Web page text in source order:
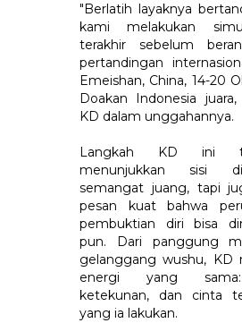
"Berlatih layaknya
kami melakukan
terakhir sebelum
pertandingan
Emeishan, China, 14-20
Doakan Indonesia
KD dalam unggahannya.
Langkah KD ini
menunjukkan sisi
semangat juang, tapi
pesan kuat bahwa
pembuktian diri bisa
pun. Dari panggung
gelanggang wushu, KD
energi yang
ketekunan, dan cinta
yang ia lakukan.